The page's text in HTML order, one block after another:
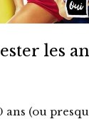
les
ans (ou